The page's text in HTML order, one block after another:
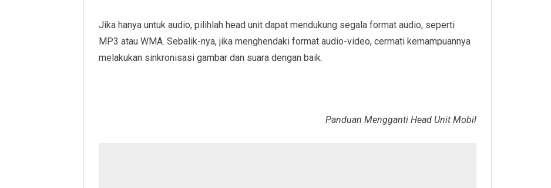
Jika hanya untuk audio, pilihlah head unit dapat mendukung segala format audio, seperti
MP3 atau WMA. Sebalik-nya, jika menghendaki format audio-video, cermati kemampuannya
melakukan sinkronisasi gambar dan suara dengan baik.
Panduan Mengganti Head Unit Mobil